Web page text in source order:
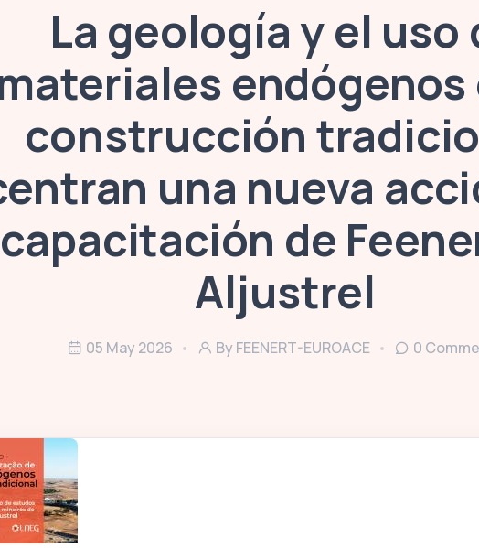
La geología y el uso
endógenos
construcción
una nueva
capacitación de
Aljustrel
05 May 2026 By FEENERT-EUROACE 0